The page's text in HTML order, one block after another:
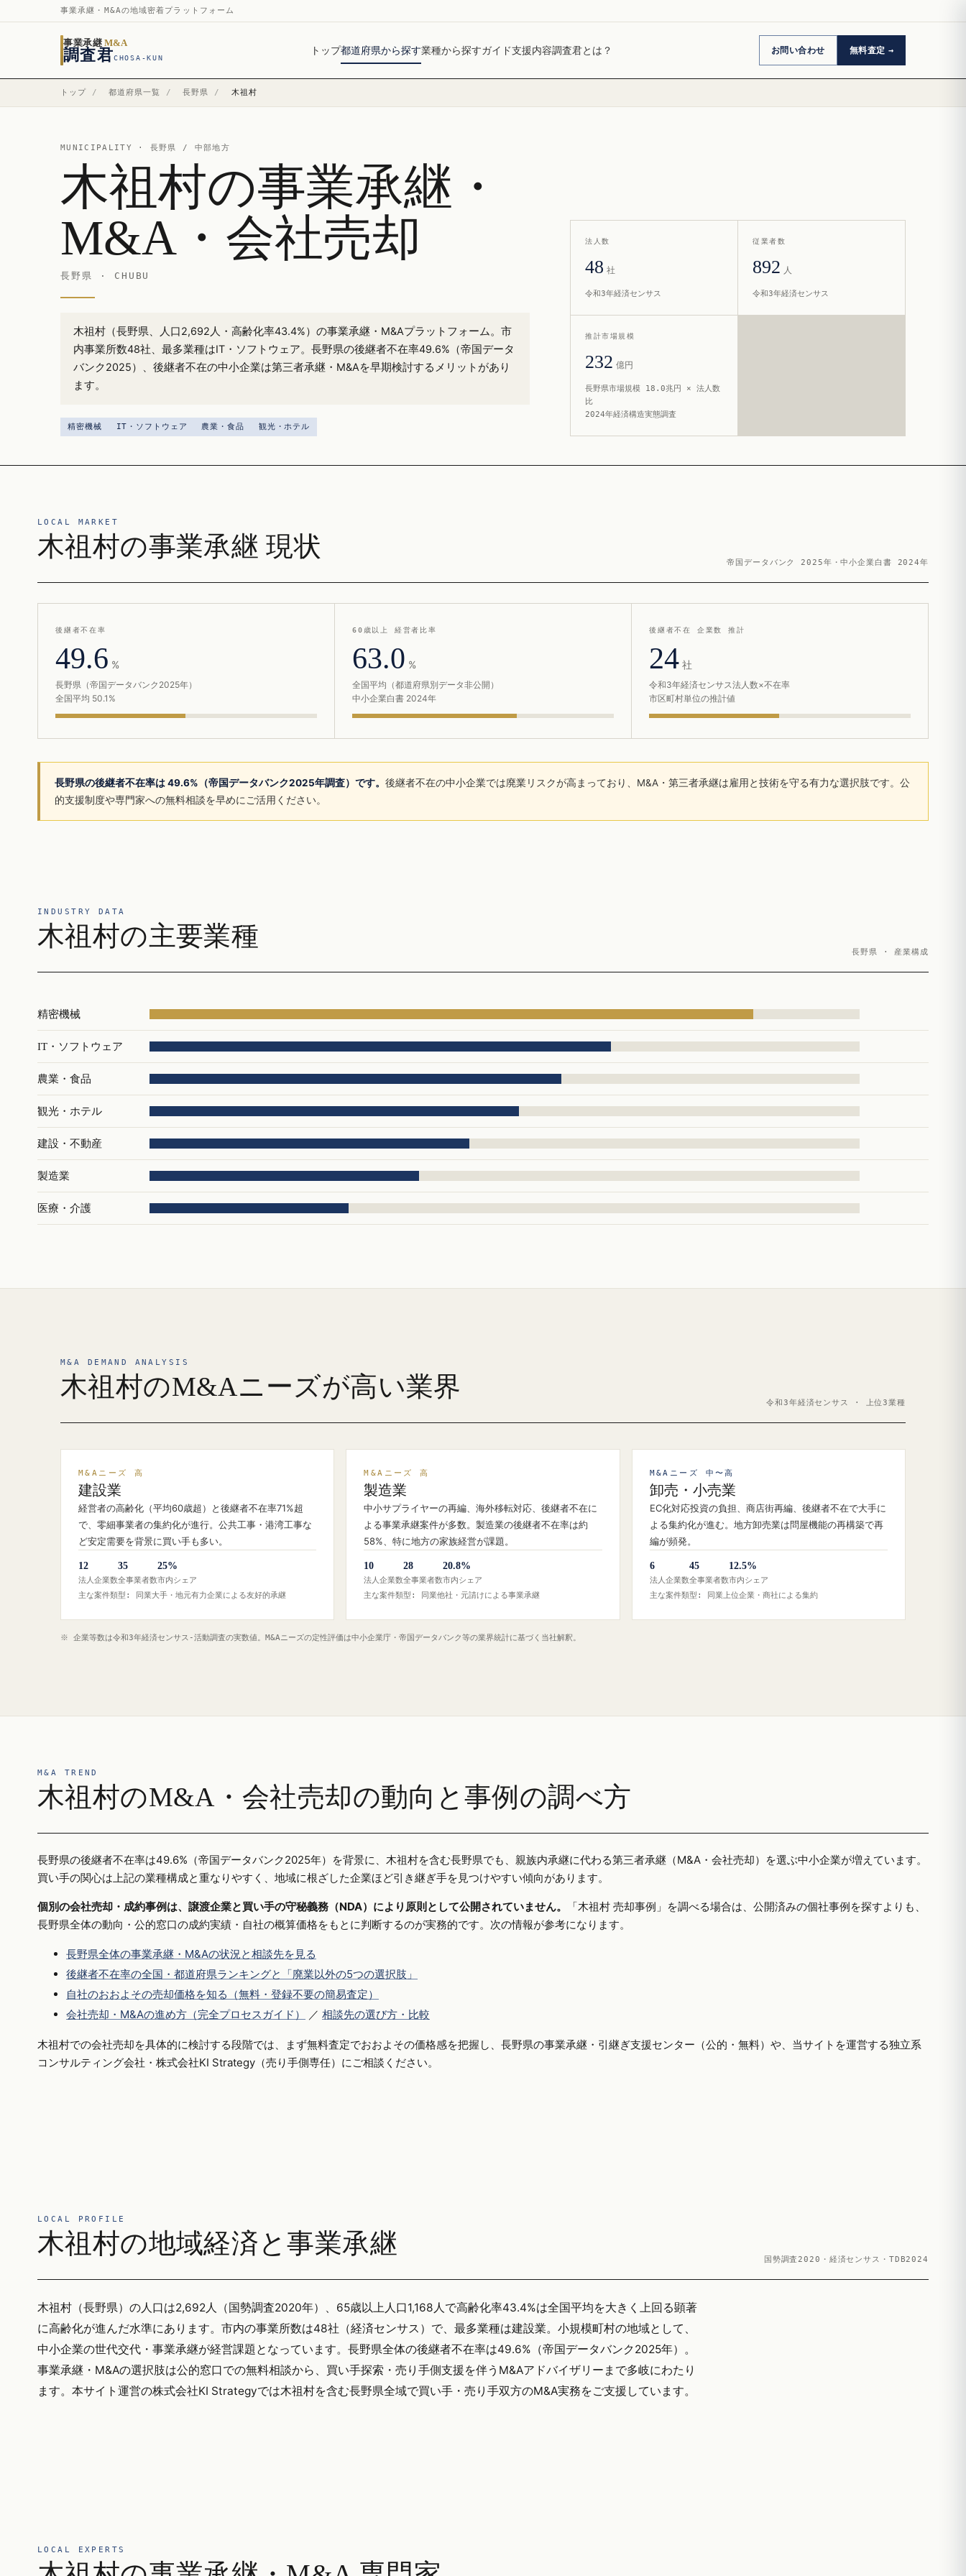
事業承継・M&Aの地域密着プラットフォーム
事業承継 M&A
調査君CHOSA-KUN
トップ都道府県から探す業種から探すガイド支援内容調査君とは？ お問い合わせ 無料査定
トップ / 都道府県一覧 / 長野県 / 木祖村
MUNICIPALITY · 長野県 / 中部地方
木祖村の事業承継・
M&A・会社売却
長野県 · CHUBU
木祖村（長野県、人口2,692人・高齢化率43.4%）の事業承継・M&Aプラットフォーム。市
内事業所数48社、最多業種はIT・ソフトウェア。長野県の後継者不在率49.6%（帝国データ
バンク2025）、後継者不在の中小企業は第三者承継・M&Aを早期検討するメリットがあり
ます。
精密機械 IT・ソフトウェア 農業・食品 観光・ホテル
法人数
48 社
令和3年経済センサス
従業者数
892 人
令和3年経済センサス
推計市場規模
232 億円
長野県市場規模 18.0兆円 × 法人数
比
2024年経済構造実態調査
LOCAL MARKET
木祖村の事業承継 現状
帝国データバンク 2025年・中小企業白書 2024年
後継者不在率
49.6 %
長野県（帝国データバンク2025年）
全国平均 50.1%
60歳以上 経営者比率
63.0 %
全国平均（都道府県別データ非公開）
中小企業白書 2024年
後継者不在 企業数 推計
24 社
令和3年経済センサス法人数×不在率
市区町村単位の推計値
長野県の後継者不在率は 49.6%（帝国データバンク2025年調査）です。 後継者不在の中小企業では廃業リスクが高まっており、M&A・第三者承継は雇用と技術を守る有力な選択肢です。公
的支援制度や専門家への無料相談を早めにご活用ください。
INDUSTRY DATA
木祖村の主要業種
長野県 · 産業構成
精密機械
IT・ソフトウェア
農業・食品
観光・ホテル
建設・不動産
製造業
医療・介護
M&A DEMAND ANALYSIS
木祖村のM&Aニーズが高い業界
令和3年経済センサス · 上位3業種
M&Aニーズ 高
建設業
経営者の高齢化（平均60歳超）と後継者不在率71%超
で、零細事業者の集約化が進行。公共工事・港湾工事な
ど安定需要を背景に買い手も多い。
12
法人企業数
35
全事業者数
25%
市内シェア
主な案件類型: 同業大手・地元有力企業による友好的承継
M&Aニーズ 高
製造業
中小サプライヤーの再編、海外移転対応、後継者不在に
よる事業承継案件が多数。製造業の後継者不在率は約
58%、特に地方の家族経営が課題。
10
法人企業数
28
全事業者数
20.8%
市内シェア
主な案件類型: 同業他社・元請けによる事業承継
M&Aニーズ 中〜高
卸売・小売業
EC化対応投資の負担、商店街再編、後継者不在で大手に
よる集約化が進む。地方卸売業は問屋機能の再構築で再
編が頻発。
6
法人企業数
45
全事業者数
12.5%
市内シェア
主な案件類型: 同業上位企業・商社による集約
※ 企業等数は令和3年経済センサス‐活動調査の実数値。M&Aニーズの定性評価は中小企業庁・帝国データバンク等の業界統計に基づく当社解釈。
M&A TREND
木祖村のM&A・会社売却の動向と事例の調べ方
長野県の後継者不在率は49.6%（帝国データバンク2025年）を背景に、木祖村を含む長野県でも、親族内承継に代わる第三者承継（M&A・会社売却）を選ぶ中小企業が増えています。
買い手の関心は上記の業種構成と重なりやすく、地域に根ざした企業ほど引き継ぎ手を見つけやすい傾向があります。
個別の会社売却・成約事例は、譲渡企業と買い手の守秘義務（NDA）により原則として公開されていません。
「木祖村 売却事例」を調べる場合は、公開済みの個社事例を探すよりも、
長野県全体の動向・公的窓口の成約実績・自社の概算価格をもとに判断するのが実務的です。次の情報が参考になります。
長野県全体の事業承継・M&Aの状況と相談先を見る
後継者不在率の全国・都道府県ランキングと「廃業以外の5つの選択肢」
自社のおおよその売却価格を知る（無料・登録不要の簡易査定）
会社売却・M&Aの進め方（完全プロセスガイド）
／ 相談先の選び方・比較
木祖村での会社売却を具体的に検討する段階では、まず無料査定でおおよその価格感を把握し、長野県の事業承継・引継ぎ支援センター（公的・無料）や、当サイトを運営する独立系
コンサルティング会社・株式会社KI Strategy（売り手側専任）にご相談ください。
LOCAL PROFILE
木祖村の地域経済と事業承継
国勢調査2020・経済センサス・TDB2024
木祖村（長野県）の人口は2,692人（国勢調査2020年）、65歳以上人口1,168人で高齢化率43.4%は全国平均を大きく上回る顕著
に高齢化が進んだ水準にあります。市内の事業所数は48社（経済センサス）で、最多業種は建設業。小規模町村の地域として、
中小企業の世代交代・事業承継が経営課題となっています。長野県全体の後継者不在率は49.6%（帝国データバンク2025年）。
事業承継・M&Aの選択肢は公的窓口での無料相談から、買い手探索・売り手側支援を伴うM&Aアドバイザリーまで多岐にわたり
ます。本サイト運営の株式会社KI Strategyでは木祖村を含む長野県全域で買い手・売り手双方のM&A実務をご支援しています。
LOCAL EXPERTS